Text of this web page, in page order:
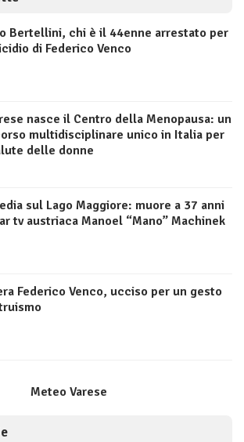
Bertellini, chi è il 44enne arrestato per
di Federico Venco
nasce il Centro della Menopausa: un
multidisciplinare unico in Italia per
delle donne
sul Lago Maggiore: muore a 37 anni
tv austriaca Manoel “Mano” Machinek
Federico Venco, ucciso per un gesto
Meteo Varese